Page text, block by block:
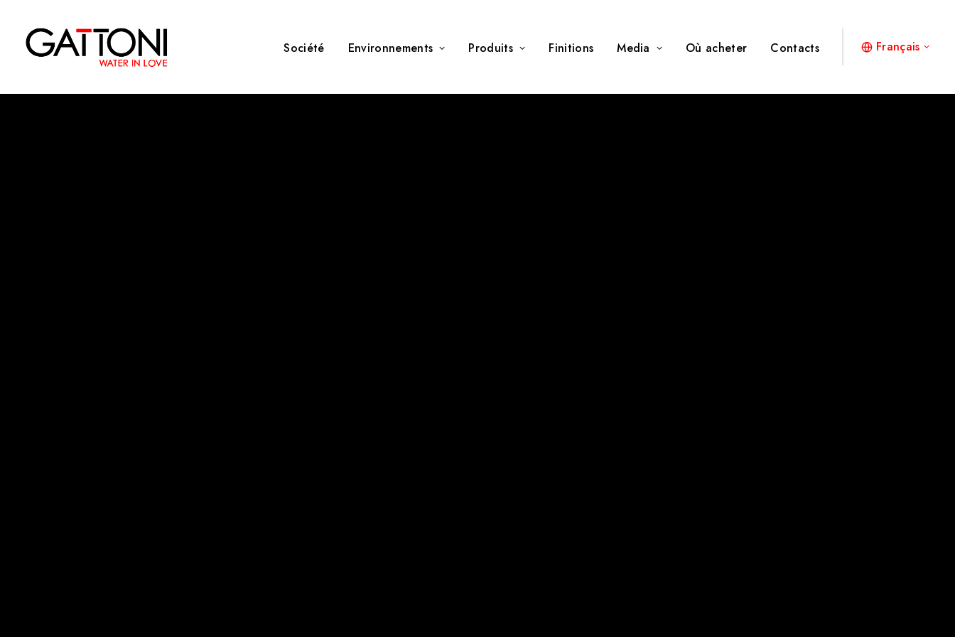
Société Environnements Produits Finitions Media Où acheter Contacts Français